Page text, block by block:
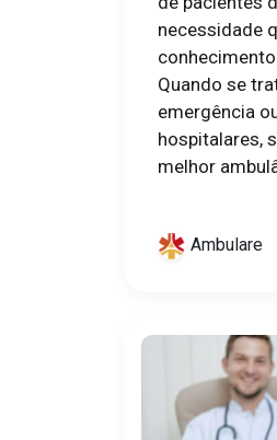
necessidade
Quando se
emergência
hospitalares,
melhor
Ambulare